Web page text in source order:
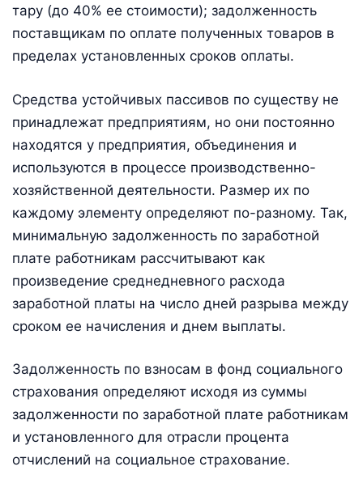
тару (до 40% ее стоимости); задолженность
поставщикам по оплате полученных товаров в
пределах установленных сроков оплаты.
Средства устойчивых пассивов по существу не
принадлежат предприятиям, но они постоянно
находятся у предприятия, объединения и
используются в процессе производственно-
хозяйственной деятельности. Размер их по
каждому элементу определяют по-разному. Так,
минимальную задолженность по заработной
плате работникам рассчитывают как
произведение среднедневного расхода
заработной платы на число дней разрыва между
сроком ее начисления и днем выплаты.
Задолженность по взносам в фонд социального
страхования определяют исходя из суммы
задолженности по заработной плате работникам
и установленного для отрасли процента
отчислений на социальное страхование.